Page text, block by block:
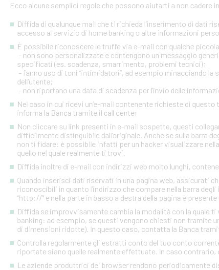
Ecco alcune semplici regole che possono aiutarti a non cadere
Diffida di qualunque mail che ti richieda l’inserimento di dati
accesso al servizio di home banking o altre informazioni
È possibile riconoscere le truffe via e-mail con qualche
- non sono personalizzate e contengono un messaggio
specificati (es. scadenza, smarrimento, problemi tecnici);
- fanno uso di toni “intimidatori”, ad esempio minacciando
dell’utente;
- non riportano una data di scadenza per l’invio delle
Nel caso in cui ricevi un’e-mail contenente richieste di
informa la Banca tramite il call center
Non cliccare su link presenti in e-mail sospette, questi
difficilmente distinguibile dall’originale. Anche se sulla barra
non ti fidare: è possibile infatti per un hacker visualizzare
quello nel quale realmente ti trovi.
Diffida inoltre di e-mail con indirizzi web molto lunghi,
Quando inserisci dati riservati in una pagina web, assicurati
riconoscibili in quanto l’indirizzo che compare nella barra
“http://” e nella parte in basso a destra della pagina è
Diffida se improvvisamente cambia la modalità con la quale
banking: ad esempio, se questi vengono chiesti non tramite
di dimensioni ridotte). In questo caso, contatta la Banca
Controlla regolarmente gli estratti conto del tuo conto
riportate siano quelle realmente effettuate. In caso
Le aziende produttrici dei browser rendono periodicamente